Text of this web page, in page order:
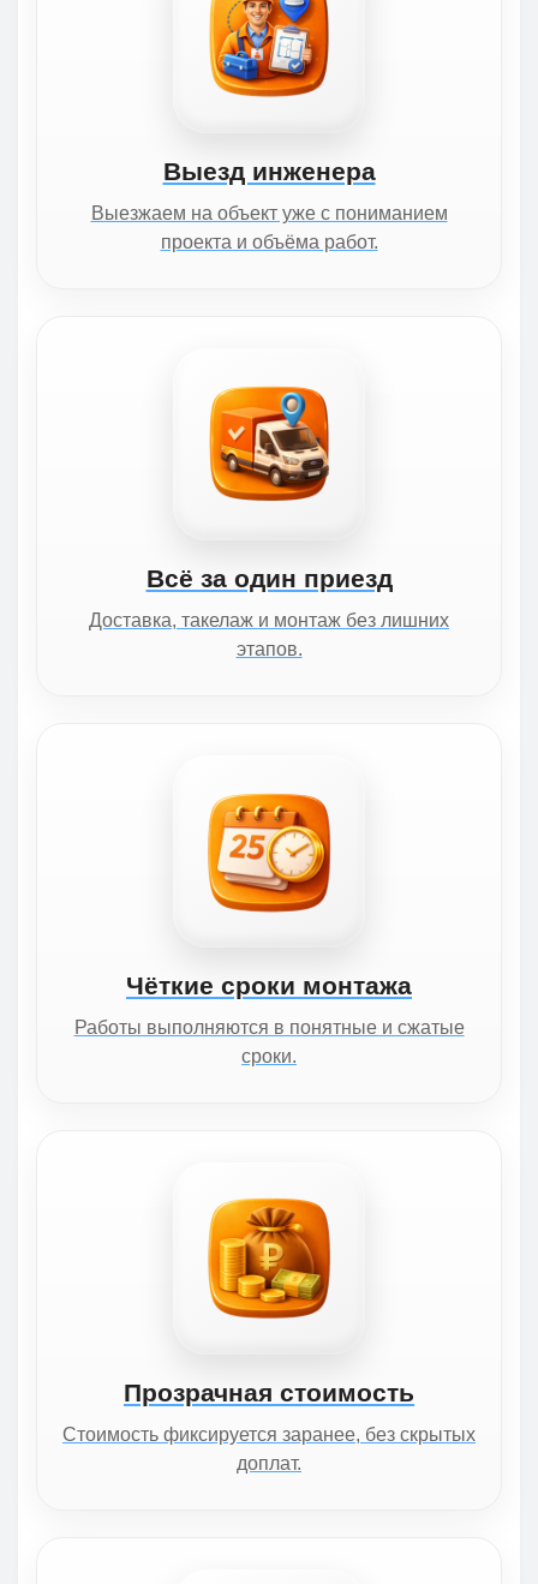
Выезд инженера
Выезжаем на объект уже с пониманием
проекта и объёма работ.
Всё за один приезд
Доставка, такелаж и монтаж без лишних
этапов.
Чёткие сроки монтажа
Работы выполняются в понятные и сжатые
сроки.
Прозрачная стоимость
Стоимость фиксируется заранее, без скрытых
доплат.